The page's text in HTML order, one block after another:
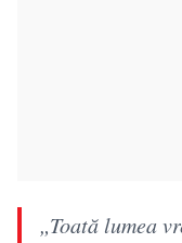
„Toată lumea